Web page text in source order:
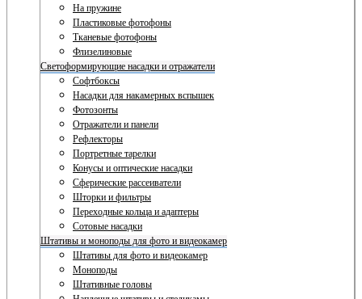
На пружине
Пластиковые фотофоны
Тканевые фотофоны
Флизелиновые
Светоформирующие насадки и отражатели
Софтбоксы
Насадки для накамерных вспышек
Фотозонты
Отражатели и панели
Рефлекторы
Портретные тарелки
Конусы и оптические насадки
Сферические рассеиватели
Шторки и фильтры
Переходные кольца и адаптеры
Сотовые насадки
Штативы и моноподы для фото и видеокамер
Штативы для фото и видеокамер
Моноподы
Штативные головы